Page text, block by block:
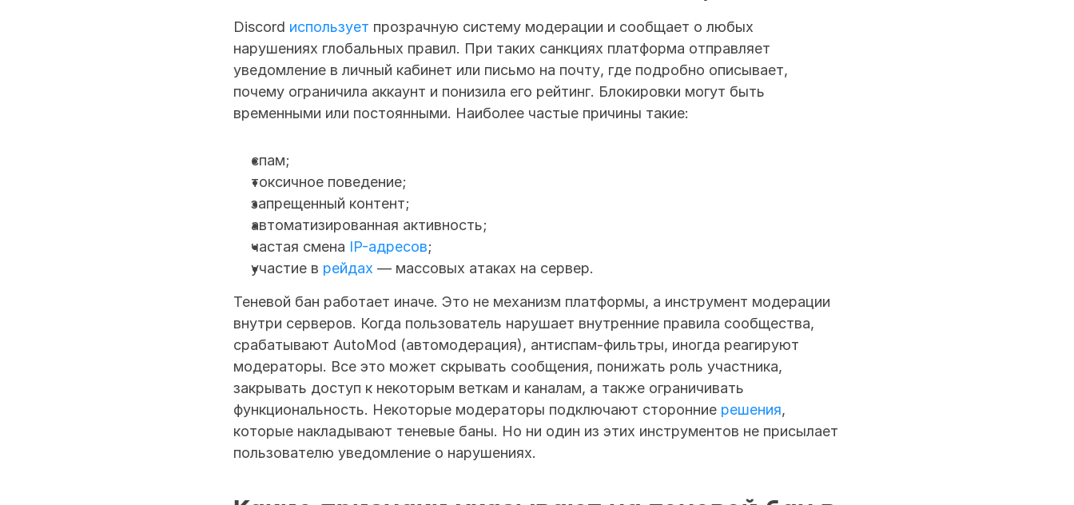
Discord использует прозрачную систему модерации и сообщает о любых
нарушениях глобальных правил. При таких санкциях платформа отправляет
уведомление в личный кабинет или письмо на почту, где подробно описывает,
почему ограничила аккаунт и понизила его рейтинг. Блокировки могут быть
временными или постоянными. Наиболее частые причины такие:
cпам;
токсичное поведение;
запрещенный контент;
автоматизированная активность;
частая смена IP-адресов;
участие в рейдах — массовых атаках на сервер.
Теневой бан работает иначе. Это не механизм платформы, а инструмент модерации
внутри серверов. Когда пользователь нарушает внутренние правила сообщества,
срабатывают AutoMod (автомодерация), антиспам-фильтры, иногда реагируют
модераторы. Все это может скрывать сообщения, понижать роль участника,
закрывать доступ к некоторым веткам и каналам, а также ограничивать
функциональность. Некоторые модераторы подключают сторонние решения,
которые накладывают теневые баны. Но ни один из этих инструментов не присылает
пользователю уведомление о нарушениях.